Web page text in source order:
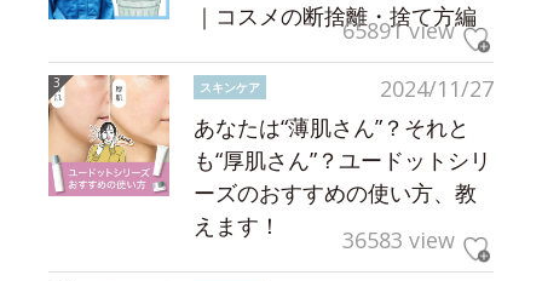
｜コスメの断捨離・捨て方編
65891 view
2024/11/27
スキンケア
あなたは“薄肌さん”？それと
も“厚肌さん”？ユードットシリ
ーズのおすすめの使い方、教
えます！
36583 view